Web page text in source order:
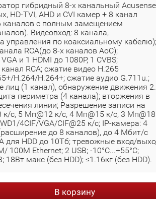
гибридный 8-х канальный Acusense
HD-TVI, AHD и CVI камер + 8 канал
каналов с полным замещением
Видеовход: 8 канала,
управления по коаксиальному кабелю);
RCA(до 8-х каналов AoC);
и 1 HDMI до 1080Р, 1 CVBS;
RCA; сжатие видео H.265
H.264/H.264+; сжатие аудио G.711u.;
лиц (1 канал), обнаружение движения
периметра (4 канала); вторжения в
линии; Разрешение записи на
к/с, 5 Мп@12 к/с, 4 Мп@15 к/с, 3
4CIF/VGA/CIF@25 к/с; IP-камера: 4
до 8 каналов), до 4 Мбит/с
для HDD до 10Тб; тревожные вход/
100M Ethernet; 2 USB; -10°C...+55°C;
18Вт макс (без HDD); ≤1.16кг (без HDD).
В корзину